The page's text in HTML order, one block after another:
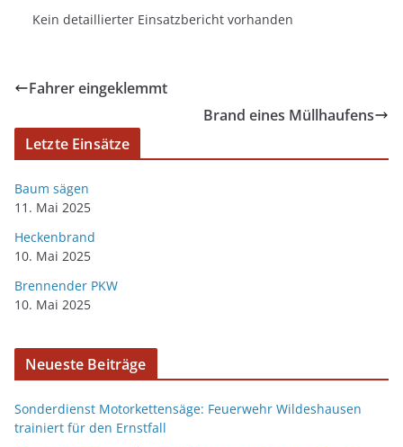
Kein detaillierter Einsatzbericht vorhanden
Fahrer eingeklemmt
Brand eines Müllhaufens
Letzte Einsätze
Baum sägen
11. Mai 2025
Heckenbrand
10. Mai 2025
Brennender PKW
10. Mai 2025
Neueste Beiträge
Sonderdienst Motorkettensäge: Feuerwehr Wildeshausen
trainiert für den Ernstfall